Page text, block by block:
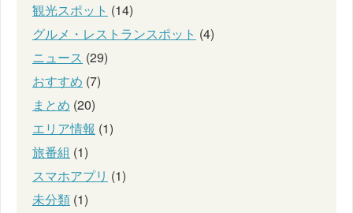
観光スポット (14)
グルメ・レストランスポット (4)
ニュース (29)
おすすめ (7)
まとめ (20)
エリア情報 (1)
旅番組 (1)
スマホアプリ (1)
未分類 (1)